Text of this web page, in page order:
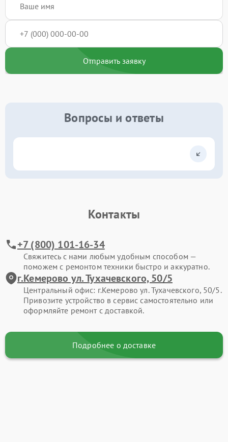
Отправить заявку
Вопросы и ответы
Контакты
+7 (800) 101-16-34
Свяжитесь с нами любым удобным способом —
поможем с ремонтом техники быстро и аккуратно.
г.Кемерово ул. Тухачевского, 50/5
Центральный офис: г.Кемерово ул. Тухачевского, 50/5.
Привозите устройство в сервис самостоятельно или
оформляйте ремонт с доставкой.
Подробнее о доставке